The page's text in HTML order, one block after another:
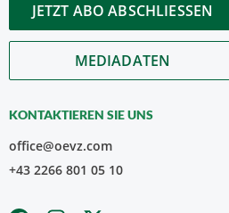
JETZT ABO ABSCHLIESSEN
MEDIADATEN
KONTAKTIEREN SIE UNS
office@oevz.com
+43 2266 801 05 10